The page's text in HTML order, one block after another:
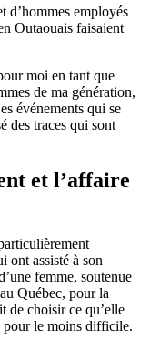
d’hommes employés
Outaouais faisaient
moi en tant que
de ma génération,
événements qui se
des traces qui sont
et l’affaire
ont assisté à son
femme, soutenue
Québec, pour la
de choisir ce qu’elle
pour le moins difficile.